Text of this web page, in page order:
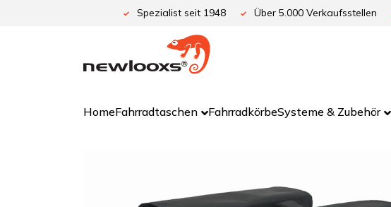
Spezialist seit 1948 Über 5.000 Verkaufsstellen
HomeFahrradtaschen FahrradkörbeSysteme & Zubehör